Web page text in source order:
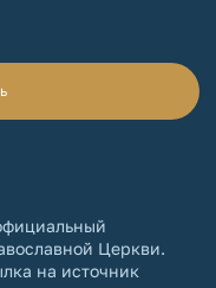
Церкви.
на источник